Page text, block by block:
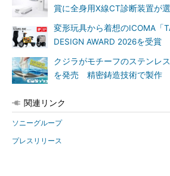
賞に全身用X線CT診断装置が
変形玩具から着想のICOMA「
DESIGN AWARD 2026を受賞
クジラがモチーフのステンレ
を発売 精密鋳造技術で製作
関連リンク
ソニーグループ
プレスリリース